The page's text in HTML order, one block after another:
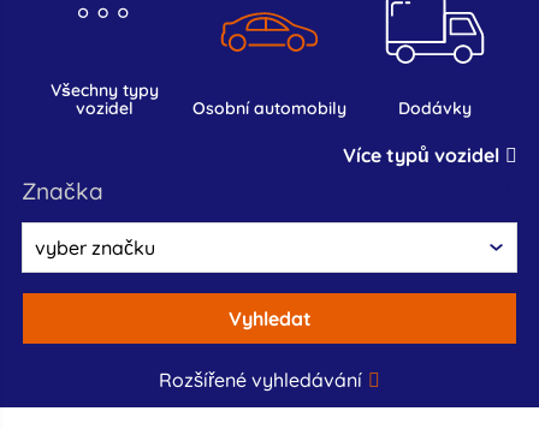
všechny typy
vozidel
osobní automobily dodávky
Více typů vozidel
značka
Vyhledat
Rozšířené vyhledávání